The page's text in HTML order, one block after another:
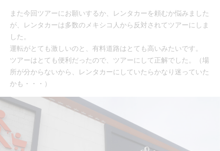
また今回ツアーにお願いするか、レンタカーを頼むか悩みました
が、レンタカーは多数のメキシコ人から反対されてツアーにしま
した。
運転がとても激しいのと、有料道路はとても高いみたいです。
ツアーはとても便利だったので、ツアーにして正解でした。（場
所が分からないから、レンタカーにしていたらかなり迷っていた
かも・・・）